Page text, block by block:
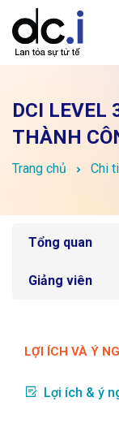
DCI LEVEL
THÀNH
Trang chủ Chi
Tổng quan
Giảng viên
LỢI ÍCH VÀ Ý
Lợi ích & ý